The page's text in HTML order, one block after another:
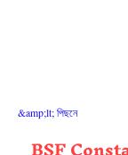
&amp;lt; পিছনে